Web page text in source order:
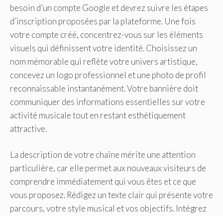
besoin d’un compte Google et devrez suivre les étapes
d’inscription proposées par la plateforme. Une fois
votre compte créé, concentrez-vous sur les éléments
visuels qui définissent votre identité. Choisissez un
nom mémorable qui reflète votre univers artistique,
concevez un logo professionnel et une photo de profil
reconnaissable instantanément. Votre bannière doit
communiquer des informations essentielles sur votre
activité musicale tout en restant esthétiquement
attractive.
La description de votre chaîne mérite une attention
particulière, car elle permet aux nouveaux visiteurs de
comprendre immédiatement qui vous êtes et ce que
vous proposez. Rédigez un texte clair qui présente votre
parcours, votre style musical et vos objectifs. Intégrez